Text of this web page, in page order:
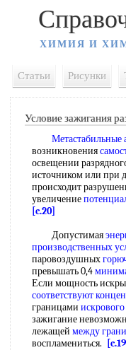
ХИМИЯ И
Статьи Рисунки
Условие зажигания
Метастабильные
возникновения
освещении
источником или при
происходит
увеличение
[c.20]
Допустимая
производственных
паровоздушных
превышать 0,4
Если мощность
соответствуют
границами
зажигание
лежащей между
воспламениться.